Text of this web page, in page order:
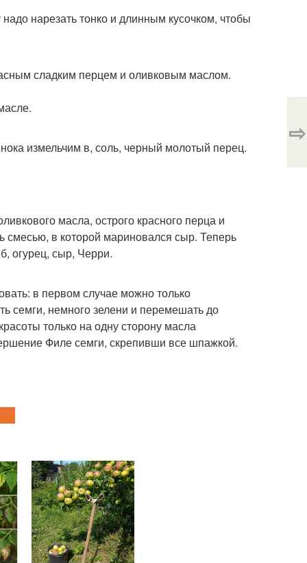
нарезать тонко и длинным кусочком, чтобы
сладким перцем и оливковым маслом.
измельчим в, соль, черный молотый перец.
масла, острого красного перца и
смесью, в которой мариновался сыр. Теперь
огурец, сыр, Черри.
в первом случае можно только
семги, немного зелени и перемешать до
только на одну сторону масла
Филе семги, скрепивши все шпажкой.
⇨